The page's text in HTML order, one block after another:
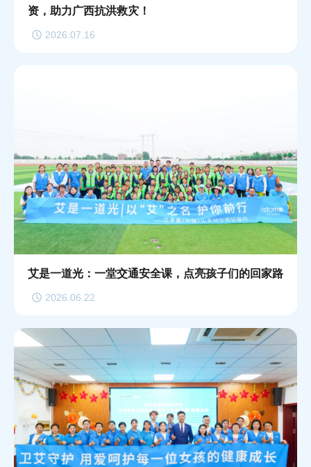
资，助力广西抗洪救灾！
2026.07.16
艾是一道光：一堂交通安全课，点亮孩子们的回家路
2026.06.22